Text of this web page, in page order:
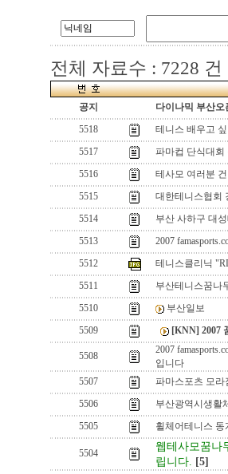
전체 자료수 : 7228 건
공지
다이나믹 부산오
5518
테니스 배우고
5517
파마컵 단식대회
5516
테사모 여러분
5515
대한테니스협회
5514
부산 사하구 대
5513
2007
5512
테니스클리닉
5511
부산테니스꿈나
5510
부산일보
5509
[KNN] 2007
5508
2007
입니다
5507
파마스포츠 모라
5506
부산광역시생활
5505
휠체어테니스
5504
웹테사모꿈나
립니다. [5]